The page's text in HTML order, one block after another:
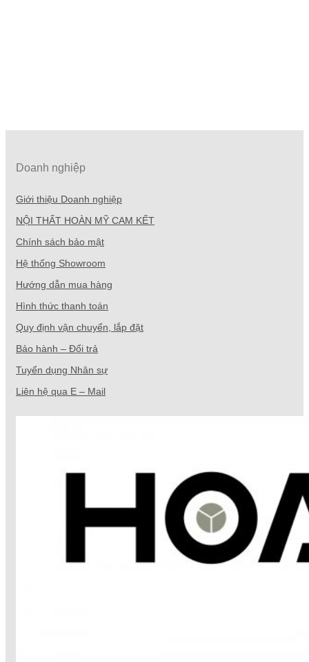
Doanh nghiệp
Giới thiệu Doanh nghiệp
NỘI THẤT HOÀN MỸ CAM KẾT
Chính sách bảo mật
Hệ thống Showroom
Hướng dẫn mua hàng
Hình thức thanh toán
Quy định vận chuyển, lắp đặt
Bảo hành – Đổi trả
Tuyển dụng Nhân sự
Liên hệ qua E – Mail